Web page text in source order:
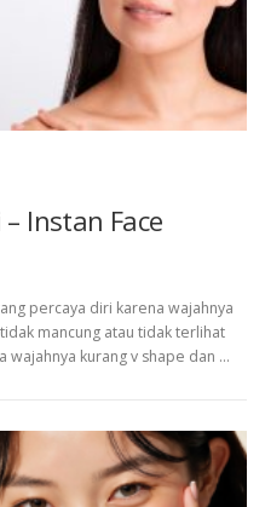
Instan Face
percaya diri karena wajahnya
mancung atau tidak terlihat
wajahnya kurang v shape dan …